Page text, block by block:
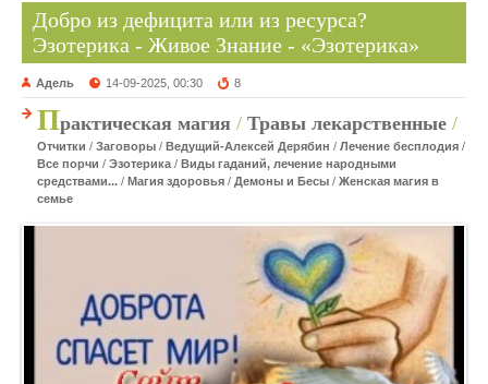
Добро из дефицита или из ресурса?
Эзотерика - Живое Знание - «Эзотерика»
Адель 14-09-2025, 00:30 8
Практическая магия / Травы лекарственные /
Отчитки / Заговоры / Ведущий-Алексей Дерябин / Лечение бесплодия /
Все порчи / Эзотерика / Виды гаданий, лечение народными
средствами... / Магия здоровья / Демоны и Бесы / Женская магия в
семье